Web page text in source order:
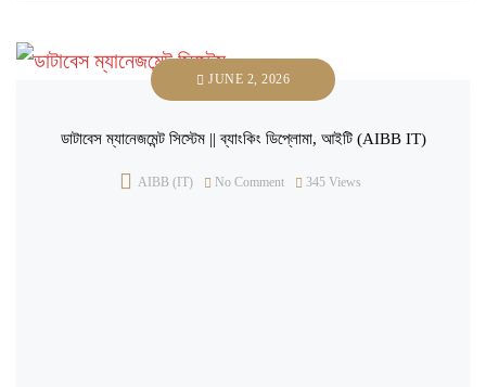
JUNE 2, 2026
ডাটাবেস ম্যানেজমেন্ট সিস্টেম || ব্যাংকিং ডিপ্লোমা, আইটি (AIBB IT)
AIBB (IT) No Comment 345 Views